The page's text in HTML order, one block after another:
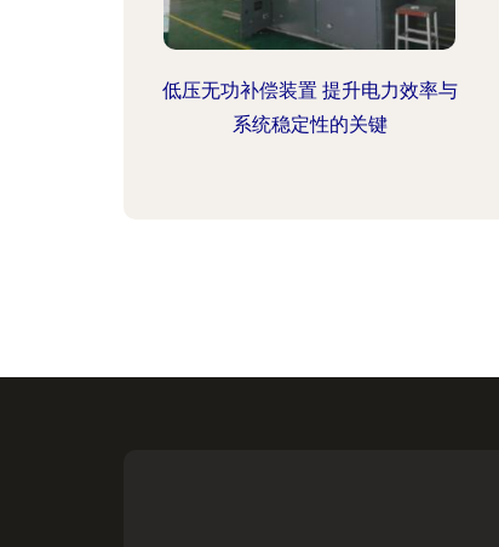
低压无功补偿装置 提升电力效率与
系统稳定性的关键